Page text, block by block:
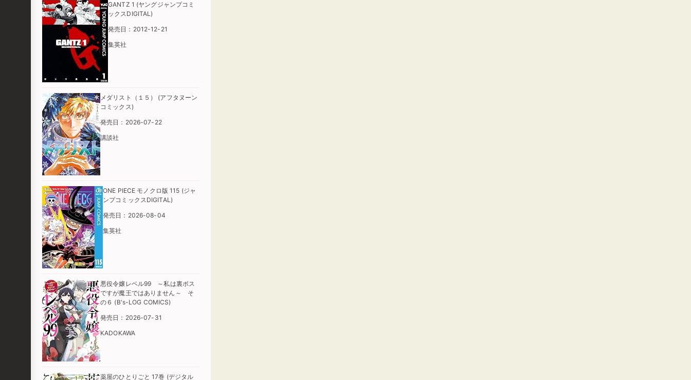
GANTZ 1 (ヤングジャンプコミ
ックスDIGITAL)
発売日：2012-12-21
集英社
メダリスト（１５） (アフタヌーン
コミックス)
発売日：2026-07-22
講談社
ONE PIECE モノクロ版 115 (ジャ
ンプコミックスDIGITAL)
発売日：2026-08-04
集英社
悪役令嬢レベル99 ～私は裏ボス
ですが魔王ではありません～ そ
の６ (B's-LOG COMICS)
発売日：2026-07-31
KADOKAWA
薬屋のひとりごと 17巻 (デジタル